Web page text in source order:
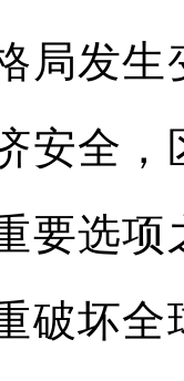
局发
安全
要选
破坏